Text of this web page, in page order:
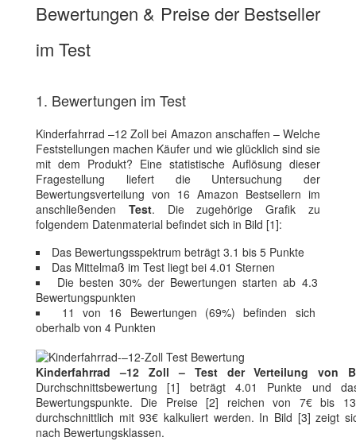
Bewertungen & Preise der Bestseller
im Test
1. Bewertungen im Test
Kinderfahrrad –12 Zoll bei Amazon anschaffen – Welche
Feststellungen machen Käufer und wie glücklich sind sie
mit dem Produkt? Eine statistische Auflösung dieser
Fragestellung liefert die Untersuchung der
Bewertungsverteilung von 16 Amazon Bestsellern im
anschließenden Test. Die zugehörige Grafik zu
folgendem Datenmaterial befindet sich in Bild [1]:
Das Bewertungsspektrum beträgt 3.1 bis 5 Punkte
Das Mittelmaß im Test liegt bei 4.01 Sternen
Die besten 30% der Bewertungen starten ab 4.3
Bewertungspunkten
11 von 16 Bewertungen (69%) befinden sich
oberhalb von 4 Punkten
Kinderfahrrad –12 Zoll – Test der Verteilung von
Durchschnittsbewertung [1] beträgt 4.01 Punkte und
Bewertungspunkte. Die Preise [2] reichen von 7€ bis
durchschnittlich mit 93€ kalkuliert werden. In Bild [3] zeigt
nach Bewertungsklassen.